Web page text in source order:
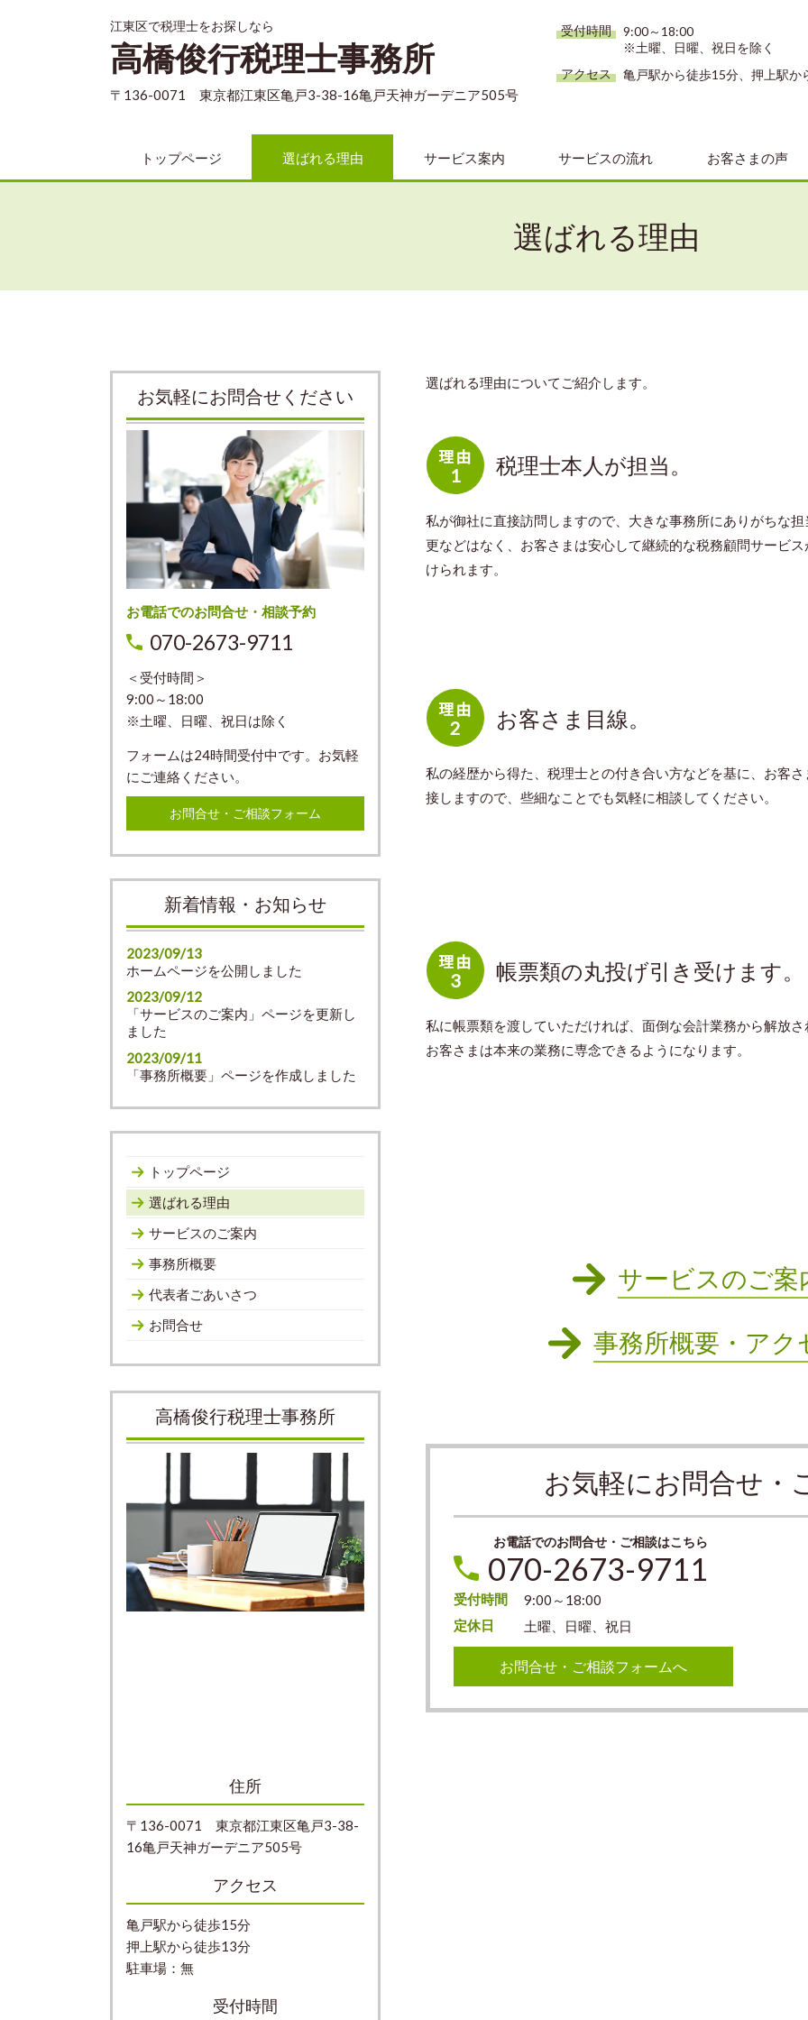
江東区で税理士をお探しなら
高橋俊行税理士事務所
〒136-0071 東京都江東区亀戸3-38-16亀戸天神ガーデニア505号
受付時間
9:00～18:00
※土曜、日曜、祝日を除く
アクセス
亀戸駅から徒歩15分、押上駅か
トップページ 選ばれる理由 サービス案内 サービスの流れ お客さまの声
選ばれる理由
選ばれる理由についてご紹介します。
税理士本人が担当。
私が御社に直接訪問しますので、大きな事務所にありがちな担
更などはなく、お客さまは安心して継続的な税務顧問サービス
けられます。
お客さま目線。
私の経歴から得た、税理士との付き合い方などを基に、お客さ
接しますので、些細なことでも気軽に相談してください。
帳票類の丸投げ引き受けます。
私に帳票類を渡していただければ、面倒な会計業務から解放さ
お客さまは本来の業務に専念できるようになります。
サービスのご
事務所概要・ア
お気軽にお問合せ・
お電話でのお問合せ・ご相談はこちら
070-2673-9711
受付時間
9:00～18:00
定休日
土曜、日曜、祝日
お問合せ・ご相談フォームへ
お気軽にお問合せください
お電話でのお問合せ・相談予約
070-2673-9711
＜受付時間＞
9:00～18:00
※土曜、日曜、祝日は除く
フォームは24時間受付中です。お気軽
にご連絡ください。
お問合せ・ご相談フォーム
新着情報・お知らせ
2023/09/13
ホームページを公開しました
2023/09/12
「サービスのご案内」ページを更新し
ました
2023/09/11
「事務所概要」ページを作成しました
トップページ
選ばれる理由
サービスのご案内
事務所概要
代表者ごあいさつ
お問合せ
高橋俊行税理士事務所
住所
〒136-0071 東京都江東区亀戸3-38-
16亀戸天神ガーデニア505号
アクセス
亀戸駅から徒歩15分
押上駅から徒歩13分
駐車場：無
受付時間